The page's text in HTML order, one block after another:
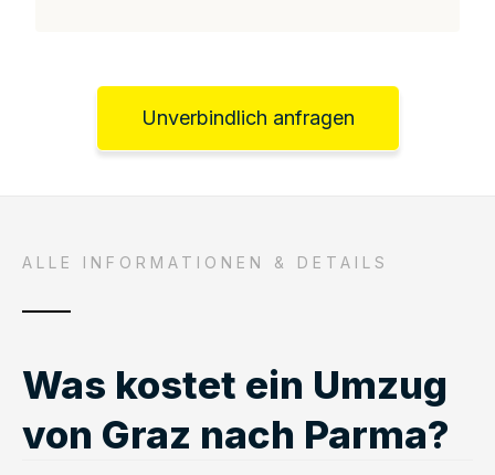
Unverbindlich anfragen
ALLE INFORMATIONEN & DETAILS
Was kostet ein Umzug
von Graz nach Parma?